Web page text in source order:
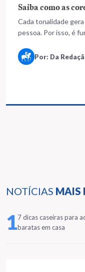
NOTÍCIAS MAIS
17 dicas caseiras para
baratas em casa
Saiba como as
Cada tonalidade
pessoa. Por isso, é
Por: Da